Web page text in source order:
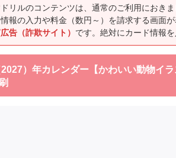
リルのコンテンツは、通常のご利用におき
情報の入力や料金（数円～）を請求する画面
告（詐欺サイト） です。絶対にカード情報
）年カレンダー【かわいい動物イ